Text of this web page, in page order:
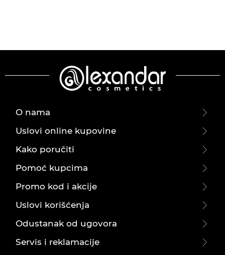
O nama
Uslovi online kupovine
Kako poručiti
Pomoć kupcima
Promo kod i akcije
Uslovi korišćenja
Odustanak od ugovora
Servis i reklamacije